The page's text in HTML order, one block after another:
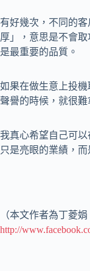
有好幾次，不同的
厚」，意思是不會
是最重要的品質。
如果在做生意上投
聲譽的時候，就很難
我真心希望自己可
只是亮眼的業績，
（本文作者為丁菱
http://